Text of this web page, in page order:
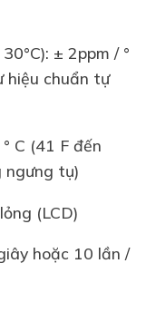
± 2ppm / °
hiệu chuẩn tự
C (41 F đến
ngưng tụ)
(LCD)
hoặc 10 lần /